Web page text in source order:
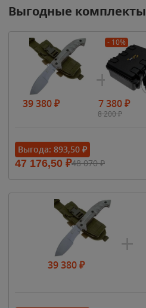
Выгодные комплекты
39 380₽
- 10%
7 380₽
8 200₽
Выгода: 893,50 ₽
47 176,50 ₽48 070₽
39 380₽